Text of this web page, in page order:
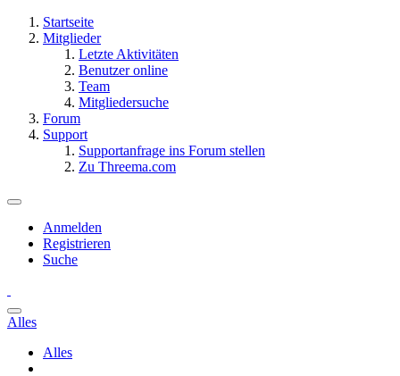
Startseite
Mitglieder
Letzte Aktivitäten
Benutzer online
Team
Mitgliedersuche
Forum
Support
Supportanfrage ins Forum stellen
Zu Threema.com
Anmelden
Registrieren
Suche
Alles
Alles